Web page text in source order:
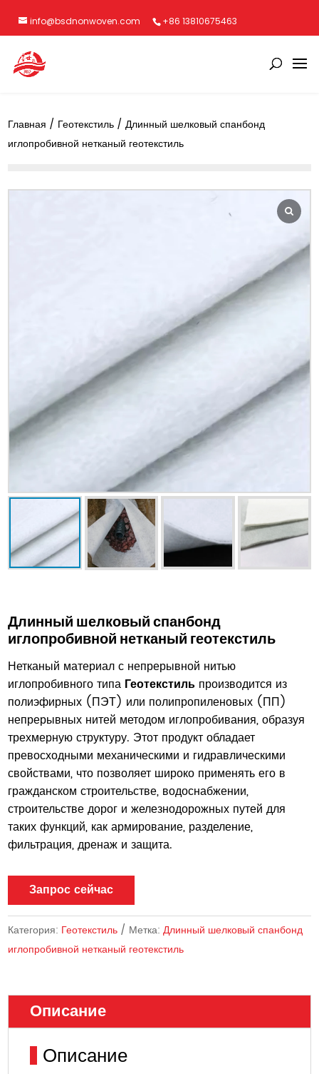
info@bsdnonwoven.com +86 13810675463
Главная / Геотекстиль / Длинный шелковый спанбонд
иглопробивной нетканый геотекстиль
Длинный шелковый спанбонд
иглопробивной нетканый геотекстиль
Нетканый материал с непрерывной нитью
иглопробивного типа Геотекстиль производится из
полиэфирных (ПЭТ) или полипропиленовых (ПП)
непрерывных нитей методом иглопробивания, образуя
трехмерную структуру. Этот продукт обладает
превосходными механическими и гидравлическими
свойствами, что позволяет широко применять его в
гражданском строительстве, водоснабжении,
строительстве дорог и железнодорожных путей для
таких функций, как армирование, разделение,
фильтрация, дренаж и защита.
Запрос сейчас
Категория: Геотекстиль Метка:Длинный шелковый спанбонд
иглопробивной нетканый геотекстиль
Описание
Описание